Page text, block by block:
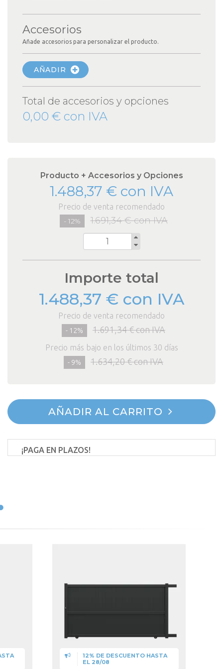
Accesorios
Añade accesorios para personalizar el producto.
AÑADIR
Total de accesorios y opciones
0,00 € con IVA
Producto + Accesorios y Opciones
1.488,37 € con IVA
Precio de venta recomendado
- 12%
1.691,34 € con IVA
Cantidad
Importe total
1.488,37 € con IVA
Precio de venta recomendado
- 12% 1.691,34 € con IVA
Precio más bajo en los últimos 30 días
- 9% 1.634,20 € con IVA
AÑADIR AL CARRITO
¡PAGA EN PLAZOS!
12% DE DESCUENTO HASTA
EL 28/08